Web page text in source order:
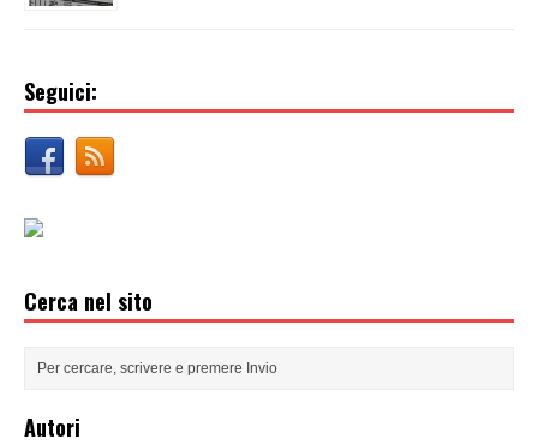
Seguici:
Cerca nel sito
Autori